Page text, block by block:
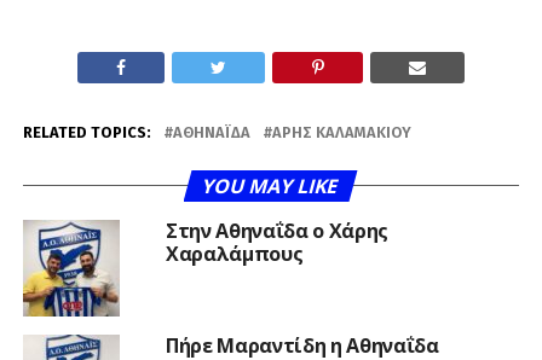
RELATED TOPICS: ΑΘΗΝΑΪΔΑ ΆΡΗΣ ΚΑΛΑΜΑΚΊΟΥ
YOU MAY LIKE
Στην Αθηναΐδα ο Χάρης
Χαραλάμπους
Πήρε Μαραντίδη η Αθηναΐδα